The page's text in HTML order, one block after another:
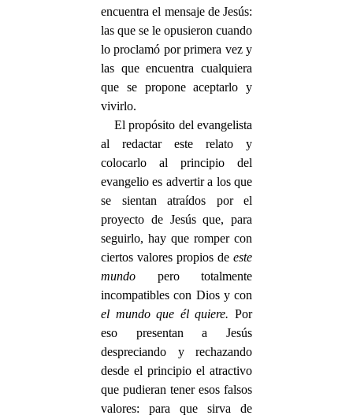
encuentra el mensaje de Jesús:
las que se le opusieron cuando
lo proclamó por primera vez y
las que encuentra cualquiera
que se propone aceptarlo y
vivirlo.
El propósito del evangelista
al redactar este relato y
colocarlo al principio del
evangelio es advertir a los que
se sientan atraídos por el
proyecto de Jesús que, para
seguirlo, hay que romper con
ciertos valores propios de este
mundo pero totalmente
incompatibles con Dios y con
el mundo que él quiere. Por
eso presentan a Jesús
despreciando y rechazando
desde el principio el atractivo
que pudieran tener esos falsos
valores: para que sirva de